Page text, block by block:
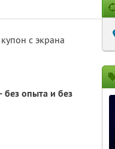
с экрана
без опыта и без